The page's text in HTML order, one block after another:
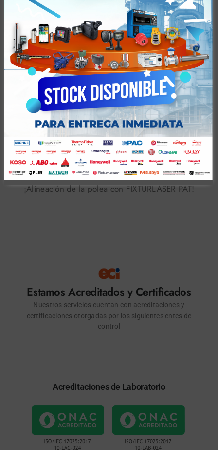
Fixturlaser LASER KIT
¡Un sistema de alineación láser basado en tableta!
Fixturlaser PAT
¡Alineación de la polea con FIXTURLASER PAT!
Estamos Acreditados y Certificados
Nuestros servicios cuentan con acreditaciones y
certificaciones otorgadas por los siguientes entes de
control
Acreditaciones de Laboratorio